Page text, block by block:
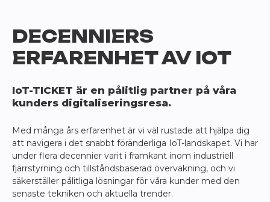
DECENNIERS
ERFARENHET AV IOT
IoT-TICKET är en pålitlig partner på våra
kunders digitaliseringsresa.
Med många års erfarenhet är vi väl rustade att hjälpa dig
att navigera i det snabbt föränderliga IoT-landskapet. Vi har
under flera decennier varit i framkant inom industriell
fjärrstyrning och tillståndsbaserad övervakning, och vi
säkerställer pålitliga lösningar för våra kunder med den
senaste tekniken och aktuella trender.